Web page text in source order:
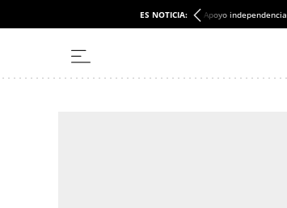
ES NOTICIA: Apoyo independencia